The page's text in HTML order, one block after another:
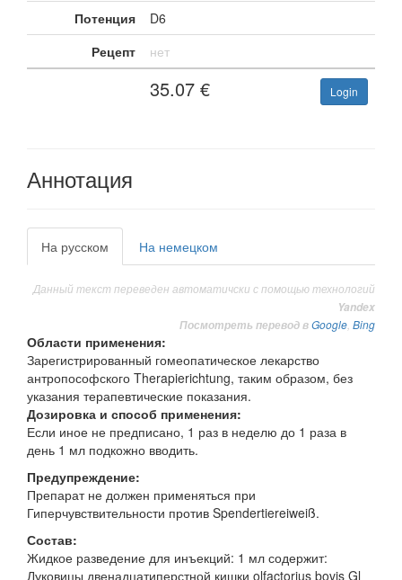
Потенция
D6
Рецепт
нет
35.07 € Login
Аннотация
На русском На немецком
Данный текст переведен автоматичски с помощью технологий
Yandex
Посмотреть перевод вGoogle Bing
Области применения:
Зарегистрированный гомеопатическое лекарство
антропософского Therapierichtung, таким образом, без
указания терапевтические показания.
Дозировка и способ применения:
Если иное не предписано, 1 раз в неделю до 1 раза в
день 1 мл подкожно вводить.
Предупреждение:
Препарат не должен применяться при
Гиперчувствительности против Spendertiereiweiß.
Состав:
Жидкое разведение для инъекций: 1 мл содержит:
Луковицы двенадцатиперстной кишки olfactorius bovis Gl